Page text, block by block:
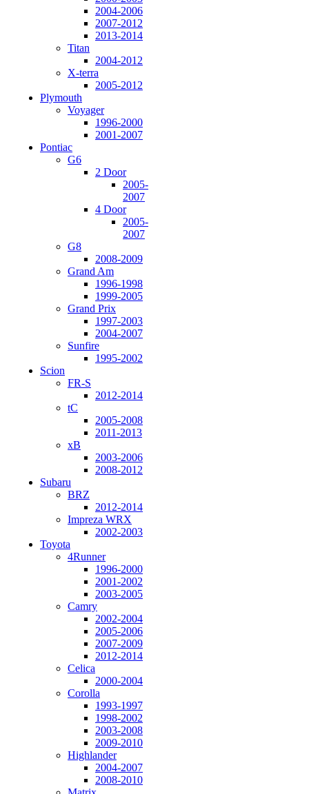
2004-2006
2007-2012
2013-2014
Titan
2004-2012
X-terra
2005-2012
Plymouth
Voyager
1996-2000
2001-2007
Pontiac
G6
2 Door
2005-
2007
4 Door
2005-
2007
G8
2008-2009
Grand Am
1996-1998
1999-2005
Grand Prix
1997-2003
2004-2007
Sunfire
1995-2002
Scion
FR-S
2012-2014
tC
2005-2008
2011-2013
xB
2003-2006
2008-2012
Subaru
BRZ
2012-2014
Impreza WRX
2002-2003
Toyota
4Runner
1996-2000
2001-2002
2003-2005
Camry
2002-2004
2005-2006
2007-2009
2012-2014
Celica
2000-2004
Corolla
1993-1997
1998-2002
2003-2008
2009-2010
Highlander
2004-2007
2008-2010